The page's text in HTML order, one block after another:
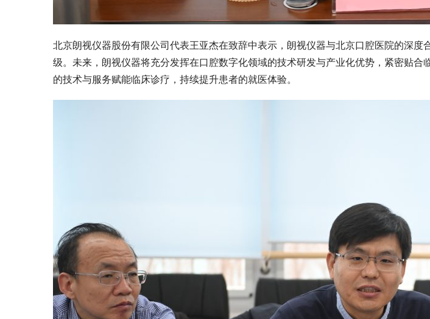
北京朗视仪器股份有限公司代表王亚杰在致辞中表示，朗视仪器与北京口腔医院的深
级。未来，朗视仪器将充分发挥在口腔数字化领域的技术研发与产业化优势，紧密贴
的技术与服务赋能临床诊疗，持续提升患者的就医体验。